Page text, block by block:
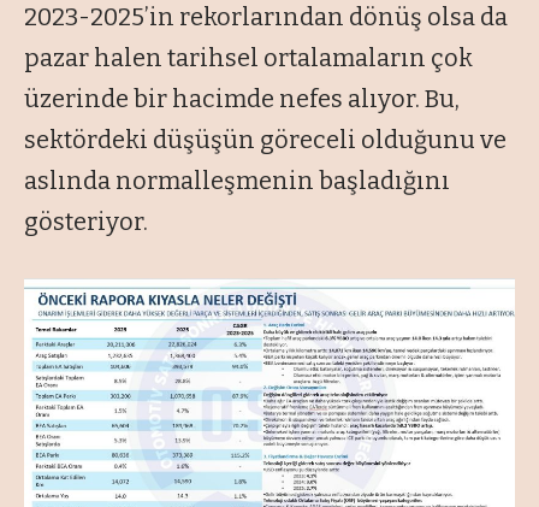
2023-2025’in rekorlarından dönüş olsa da
pazar halen tarihsel ortalamaların çok
üzerinde bir hacimde nefes alıyor. Bu,
sektördeki düşüşün göreceli olduğunu ve
aslında normalleşmenin başladığını
gösteriyor.